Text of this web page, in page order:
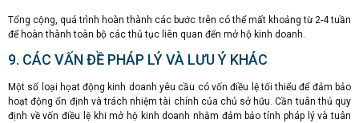
Tổng cộng, quá trình hoàn thành các bước trên có thể mất khoảng từ 2-4 tuần
để hoàn thành toàn bộ các thủ tục liên quan đến mở hộ kinh doanh.
9. CÁC VẤN ĐỀ PHÁP LÝ VÀ LƯU Ý KHÁC
Một số loại họat động kinh doanh yêu cầu có vốn điều lệ tối thiểu để đảm bảo
hoạt động ổn định và trách nhiệm tài chính của chủ sở hữu. Cần tuân thủ quy
định về vốn điều lệ khi mở hộ kinh doanh nhằm đảm bảo tính pháp lý và tuân